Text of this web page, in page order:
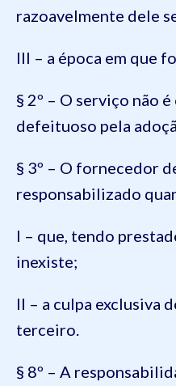
razoavelmente dele
III – a época em que
§ 2º – O serviço não
defeituoso pela
§ 3º – O fornecedor
responsabilizado
I – que, tendo
inexiste;
II – a culpa exclusiva
terceiro.
§ 8º – A